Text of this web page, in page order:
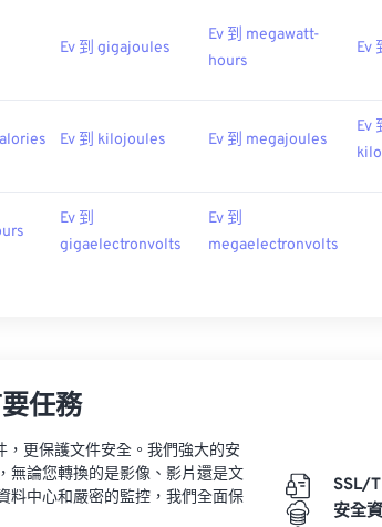
Ev 到 gigajoules
Ev 到 megawatt-
hours
Ev
Ev 到 kilojoules Ev 到 megajoules
Ev
Ev 到
gigaelectronvolts
Ev 到
megaelectronvolts
任務
更保護文件安全。我們強大的安
無論您轉換的是影像、影片還是文
料中心和嚴密的監控，我們全面保
SSL/
安全